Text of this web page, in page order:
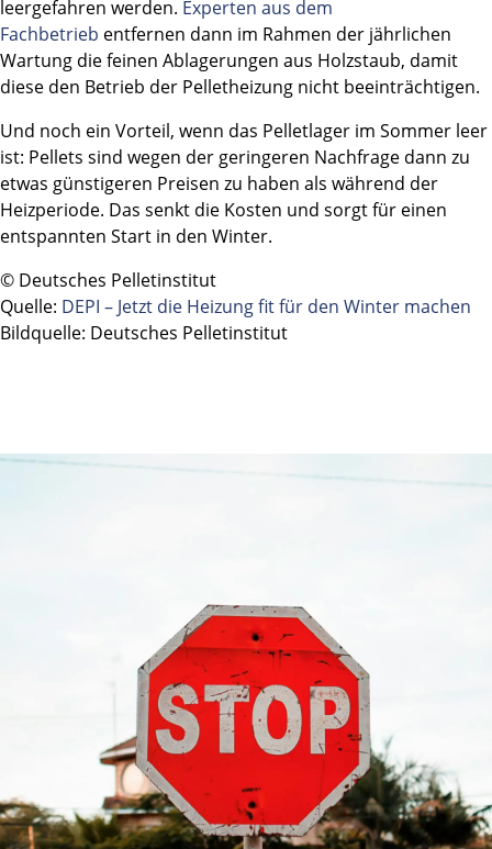
leergefahren werden. Experten aus dem
Fachbetrieb entfernen dann im Rahmen der jährlichen
Wartung die feinen Ablagerungen aus Holzstaub, damit
diese den Betrieb der Pelletheizung nicht beeinträchtigen.
Und noch ein Vorteil, wenn das Pelletlager im Sommer leer
ist: Pellets sind wegen der geringeren Nachfrage dann zu
etwas günstigeren Preisen zu haben als während der
Heizperiode. Das senkt die Kosten und sorgt für einen
entspannten Start in den Winter.
© Deutsches Pelletinstitut
Quelle: DEPI – Jetzt die Heizung fit für den Winter machen
Bildquelle: Deutsches Pelletinstitut